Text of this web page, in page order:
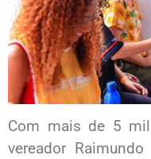
Com mais de 5
vereador